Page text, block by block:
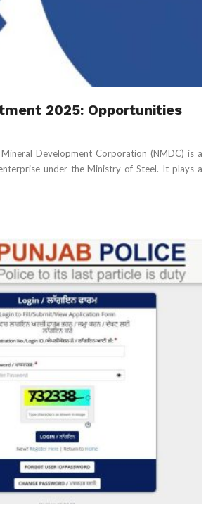
2025: Opportunities
Development Corporation (NMDC) is a
under the Ministry of Steel. It plays a